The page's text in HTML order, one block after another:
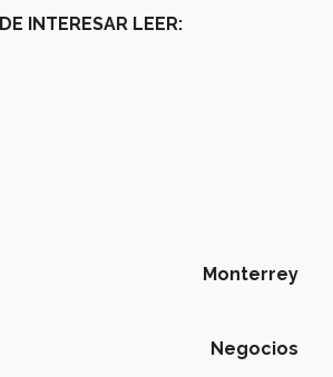
INTERESAR LEER:
Monterrey
Negocios